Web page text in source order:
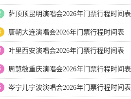
萨顶顶昆明演唱会2026年门票行程时间表
唐朝大连演唱会2026年门票行程时间表
叶里西安演唱会2026年门票行程时间表
周慧敏重庆演唱会2026年门票行程时间表
岑宁儿宁波演唱会2026年门票行程时间表